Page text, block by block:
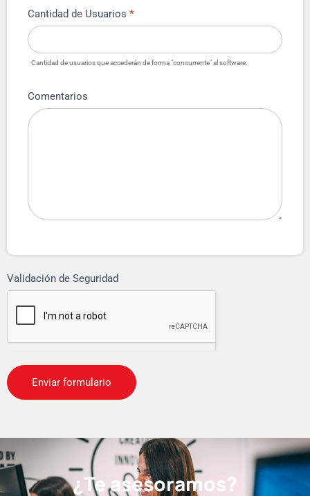
Cantidad de Usuarios *
Cantidad de usuarios que accederán de forma "concurrente" al software.
Comentarios
Validación de Seguridad
¿Te asesoramos?